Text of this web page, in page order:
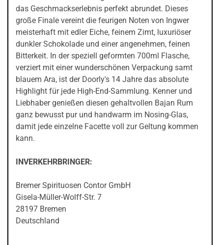
das Geschmackserlebnis perfekt abrundet. Dieses
große Finale vereint die feurigen Noten von Ingwer
meisterhaft mit edler Eiche, feinem Zimt, luxuriöser
dunkler Schokolade und einer angenehmen, feinen
Bitterkeit. In der speziell geformten 700ml Flasche,
verziert mit einer wunderschönen Verpackung samt
blauem Ara, ist der Doorly's 14 Jahre das absolute
Highlight für jede High-End-Sammlung. Kenner und
Liebhaber genießen diesen gehaltvollen Bajan Rum
ganz bewusst pur und handwarm im Nosing-Glas,
damit jede einzelne Facette voll zur Geltung kommen
kann.
INVERKEHRBRINGER:
Bremer Spirituosen Contor GmbH
Gisela-Müller-Wolff-Str. 7
28197 Bremen
Deutschland